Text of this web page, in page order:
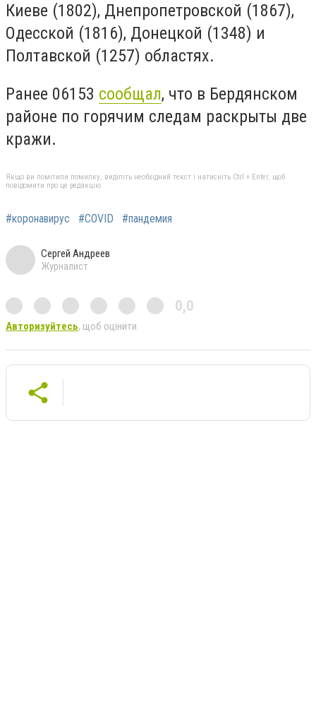
Киеве (1802), Днепропетровской (1867),
Одесской (1816), Донецкой (1348) и
Полтавской (1257) областях.
Ранее 06153 сообщал, что в Бердянском
районе по горячим следам раскрыты две
кражи.
Якщо ви помітили помилку, виділіть необхідний текст і натисніть Ctrl + Enter, щоб
повідомити про це редакцію
#коронавирус #COVID #пандемия
Сергей Андреев
Журналист
0,0
Авторизуйтесь, щоб оцінити